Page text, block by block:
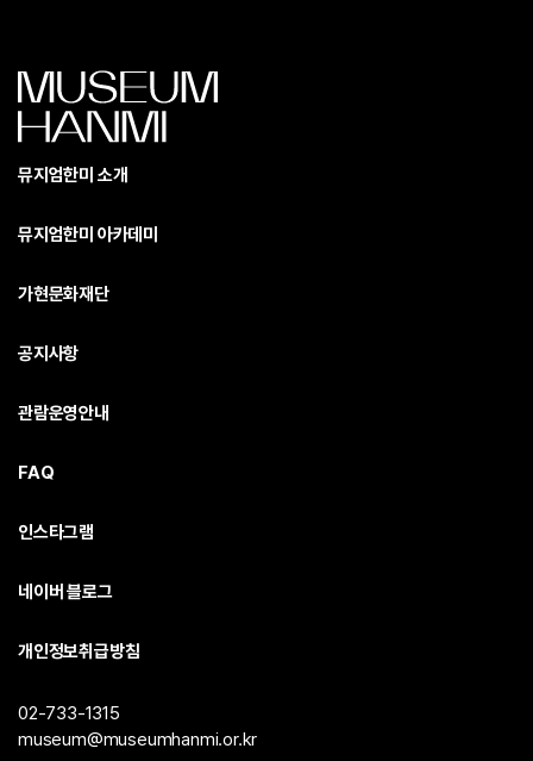
뮤지엄한미 소개
뮤지엄한미 아카데미
가현문화재단
공지사항
관람운영안내
FAQ
인스타그램
네이버 블로그
개인정보취급방침
02-733-1315
museum@museumhanmi.or.kr